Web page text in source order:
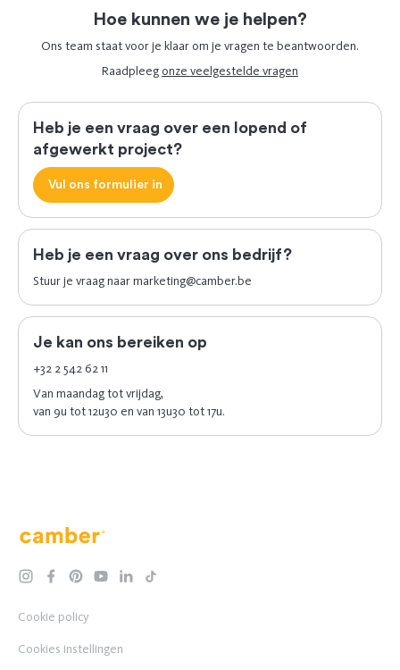
Hoe kunnen we je helpen?
Ons team staat voor je klaar om je vragen te beantwoorden.
Raadpleegonze veelgestelde vragen
Heb je een vraag over een lopend of
afgewerkt project?
Vul ons formulier in
Heb je een vraag over ons bedrijf?
Stuur je vraag naarmarketing@camber.be
Je kan ons bereiken op
+32 2 542 62 11
Van maandag tot vrijdag,
van 9u tot 12u30 en van 13u30 tot 17u.
Camber
instagramfacebookpinterestyoutubelinkedintiktok
Cookie policy
Cookies instellingen